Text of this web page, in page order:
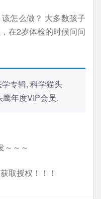
怎么做？ 大多数孩子
在2岁体检的时候问问
专辑, 科学猫头
鹰年度VIP会员.
～～～
取授权！！！